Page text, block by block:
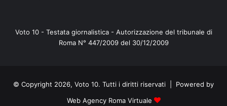
Voto 10 - Testata giornalistica - Autorizzazione del tribunale di
Roma N° 447/2009 del 30/12/2009
© Copyright 2026, Voto 10. Tutti i diritti riservati | Powered by
Web Agency Roma Virtuale